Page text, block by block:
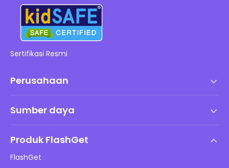
Sertifikasi Resmi
Perusahaan
Kebijakan DMCA
Kebijakan Privasi
Sumber daya
Produk FlashGet
FlashGet